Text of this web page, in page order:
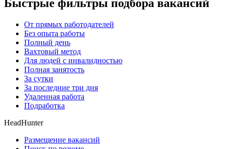
Быстрые фильтры подбора вакансий
От прямых работодателей
Без опыта работы
Полный день
Вахтовый метод
Для людей с инвалидностью
Полная занятость
За сутки
За последние три дня
Удаленная работа
Подработка
HeadHunter
Размещение вакансий